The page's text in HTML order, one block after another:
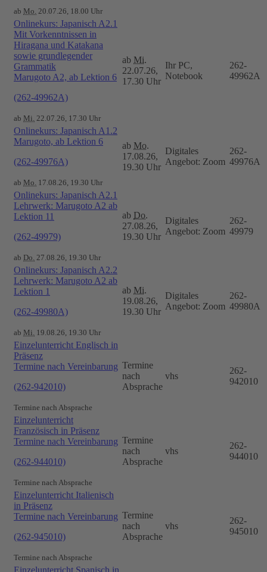
ab Mo. 20.07.26, 18.00 Uhr
Onlinekurs: Japanisch A2.1
Mit Vorkenntnissen in
Hiragana und Katakana
sowie grundlegender
Grammatik
Marugoto A2, ab Lektion 6
(262-49962A)
ab Mi. 22.07.26, 17.30 Uhr
ab Mi.
22.07.26,
17.30 Uhr
Ihr PC,
Notebook
262-
49962A
Onlinekurs: Japanisch A1.2
Marugoto, ab Lektion 6
(262-49976A)
ab Mo. 17.08.26, 19.30 Uhr
ab Mo.
17.08.26,
19.30 Uhr
Digitales
Angebot: Zoom
262-
49976A
Onlinekurs: Japanisch A2.1
Lehrwerk: Marugoto A2 ab
Lektion 11
(262-49979)
ab Do. 27.08.26, 19.30 Uhr
ab Do.
27.08.26,
19.30 Uhr
Digitales
Angebot: Zoom
262-
49979
Onlinekurs: Japanisch A2.2
Lehrwerk: Marugoto A2 ab
Lektion 1
(262-49980A)
ab Mi. 19.08.26, 19.30 Uhr
ab Mi.
19.08.26,
19.30 Uhr
Digitales
Angebot: Zoom
262-
49980A
Einzelunterricht Englisch in
Präsenz
Termine nach Vereinbarung
(262-942010)
Termine nach Absprache
Termine
nach
Absprache
vhs
262-
942010
Einzelunterricht
Französisch in Präsenz
Termine nach Vereinbarung
(262-944010)
Termine nach Absprache
Termine
nach
Absprache
vhs
262-
944010
Einzelunterricht Italienisch
in Präsenz
Termine nach Vereinbarung
(262-945010)
Termine nach Absprache
Termine
nach
Absprache
vhs
262-
945010